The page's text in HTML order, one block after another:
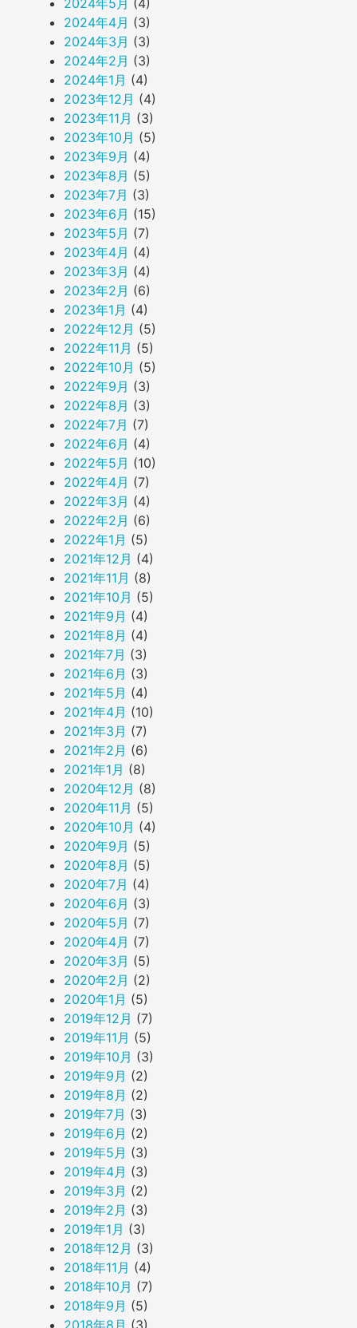
2024年5月 (4)
2024年4月 (3)
2024年3月 (3)
2024年2月 (3)
2024年1月 (4)
2023年12月 (4)
2023年11月 (3)
2023年10月 (5)
2023年9月 (4)
2023年8月 (5)
2023年7月 (3)
2023年6月 (15)
2023年5月 (7)
2023年4月 (4)
2023年3月 (4)
2023年2月 (6)
2023年1月 (4)
2022年12月 (5)
2022年11月 (5)
2022年10月 (5)
2022年9月 (3)
2022年8月 (3)
2022年7月 (7)
2022年6月 (4)
2022年5月 (10)
2022年4月 (7)
2022年3月 (4)
2022年2月 (6)
2022年1月 (5)
2021年12月 (4)
2021年11月 (8)
2021年10月 (5)
2021年9月 (4)
2021年8月 (4)
2021年7月 (3)
2021年6月 (3)
2021年5月 (4)
2021年4月 (10)
2021年3月 (7)
2021年2月 (6)
2021年1月 (8)
2020年12月 (8)
2020年11月 (5)
2020年10月 (4)
2020年9月 (5)
2020年8月 (5)
2020年7月 (4)
2020年6月 (3)
2020年5月 (7)
2020年4月 (7)
2020年3月 (5)
2020年2月 (2)
2020年1月 (5)
2019年12月 (7)
2019年11月 (5)
2019年10月 (3)
2019年9月 (2)
2019年8月 (2)
2019年7月 (3)
2019年6月 (2)
2019年5月 (3)
2019年4月 (3)
2019年3月 (2)
2019年2月 (3)
2019年1月 (3)
2018年12月 (3)
2018年11月 (4)
2018年10月 (7)
2018年9月 (5)